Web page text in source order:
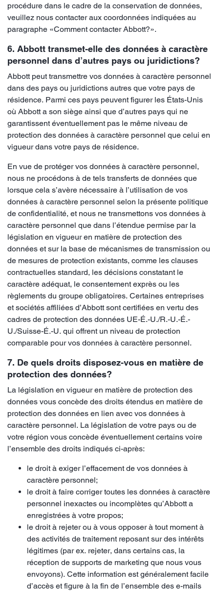
procédure dans le cadre de la conservation de données,
veuillez nous contacter aux coordonnées indiquées au
paragraphe «Comment contacter Abbott?».
6. Abbott transmet-elle des données à caractère
personnel dans d’autres pays ou juridictions?
Abbott peut transmettre vos données à caractère personnel
dans des pays ou juridictions autres que votre pays de
résidence. Parmi ces pays peuvent figurer les États-Unis
où Abbott a son siège ainsi que d’autres pays qui ne
garantissent éventuellement pas le même niveau de
protection des données à caractère personnel que celui en
vigueur dans votre pays de résidence.
En vue de protéger vos données à caractère personnel,
nous ne procédons à de tels transferts de données que
lorsque cela s’avère nécessaire à l’utilisation de vos
données à caractère personnel selon la présente politique
de confidentialité, et nous ne transmettons vos données à
caractère personnel que dans l’étendue permise par la
législation en vigueur en matière de protection des
données et sur la base de mécanismes de transmission ou
de mesures de protection existants, comme les clauses
contractuelles standard, les décisions constatant le
caractère adéquat, le consentement exprès ou les
règlements du groupe obligatoires. Certaines entreprises
et sociétés affiliées d’Abbott sont certifiées en vertu des
cadres de protection des données UE-É.-U./R.-U.-É.-
U./Suisse-É.-U. qui offrent un niveau de protection
comparable pour vos données à caractère personnel.
7. De quels droits disposez-vous en matière de
protection des données?
La législation en vigueur en matière de protection des
données vous concède des droits étendus en matière de
protection des données en lien avec vos données à
caractère personnel. La législation de votre pays ou de
votre région vous concède éventuellement certains voire
l’ensemble des droits indiqués ci-après:
le droit à exiger l’effacement de vos données à
caractère personnel;
le droit à faire corriger toutes les données à caractère
personnel inexactes ou incomplètes qu’Abbott a
enregistrées à votre propos;
le droit à rejeter ou à vous opposer à tout moment à
des activités de traitement reposant sur des intérêts
légitimes (par ex. rejeter, dans certains cas, la
réception de supports de marketing que nous vous
envoyons). Cette information est généralement facile
d’accès et figure à la fin de l’ensemble des e-mails